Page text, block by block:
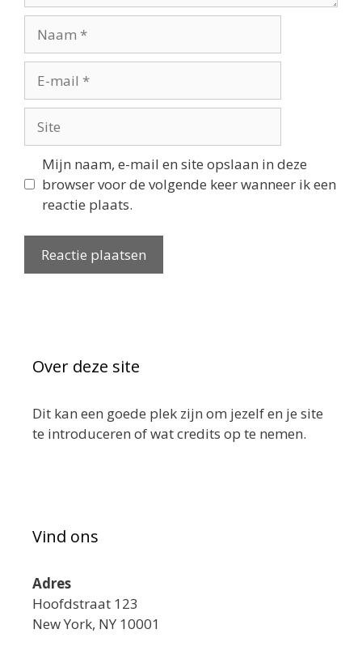
Mijn naam, e-mail en site opslaan in deze
browser voor de volgende keer wanneer ik een
reactie plaats.
Over deze site
Dit kan een goede plek zijn om jezelf en je site
te introduceren of wat credits op te nemen.
Vind ons
Adres
Hoofdstraat 123
New York, NY 10001